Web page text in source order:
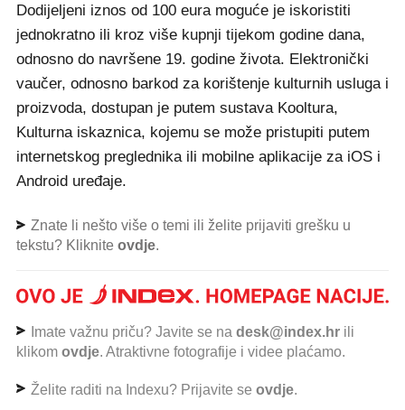
Dodijeljeni iznos od 100 eura moguće je iskoristiti
jednokratno ili kroz više kupnji tijekom godine dana,
odnosno do navršene 19. godine života. Elektronički
vaučer, odnosno barkod za korištenje kulturnih usluga i
proizvoda, dostupan je putem sustava Kooltura,
Kulturna iskaznica, kojemu se može pristupiti putem
internetskog preglednika ili mobilne aplikacije za iOS i
Android uređaje.
Znate li nešto više o temi ili želite prijaviti grešku u
tekstu? Kliknite ovdje.
Imate važnu priču? Javite se na desk@index.hr ili
klikom ovdje. Atraktivne fotografije i videe plaćamo.
Želite raditi na Indexu? Prijavite se ovdje.